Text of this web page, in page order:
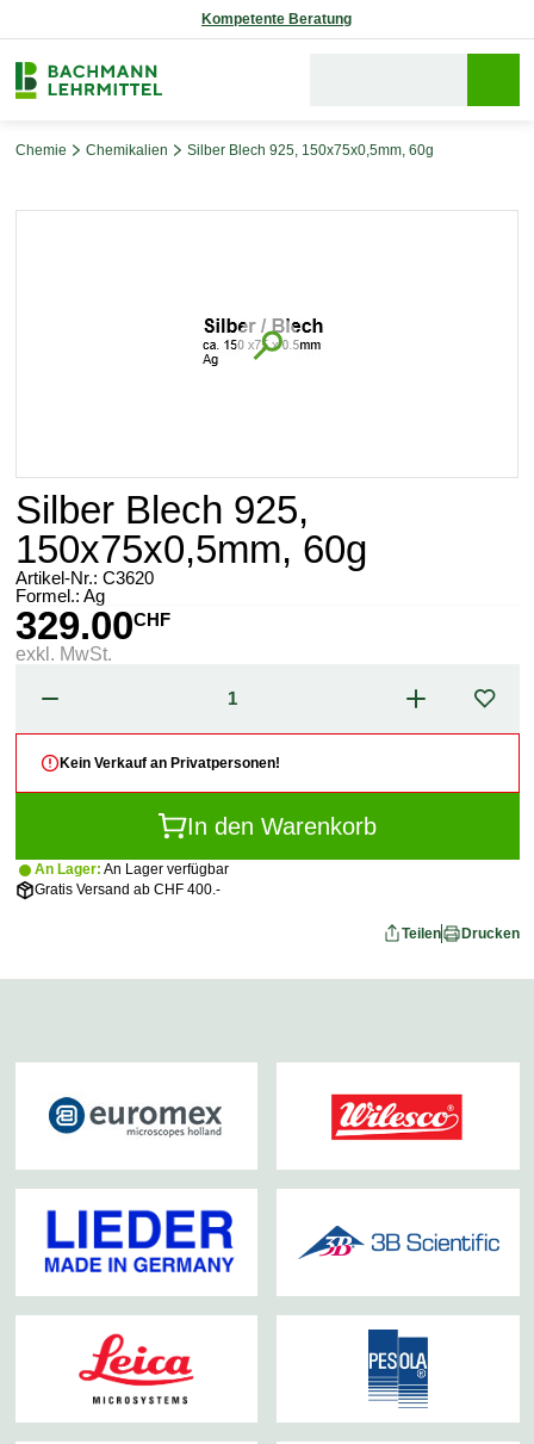
Reparaturservice
Chemie Chemikalien Silber Blech 925, 150x75x0,5mm, 60g
Silber Blech 925,
150x75x0,5mm, 60g
Artikel-Nr.: C3620
Formel.: Ag
329.00CHF
exkl. MwSt.
In den Warenkorb
Kein Verkauf an Privatpersonen!
An Lager: An Lager verfügbar
Gratis Versand ab CHF 400.-
Teilen Drucken